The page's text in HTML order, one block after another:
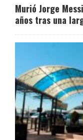
Murió Jorge
años tras una